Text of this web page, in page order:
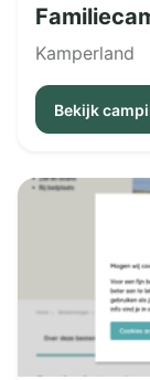
Kamperland
Bekijk